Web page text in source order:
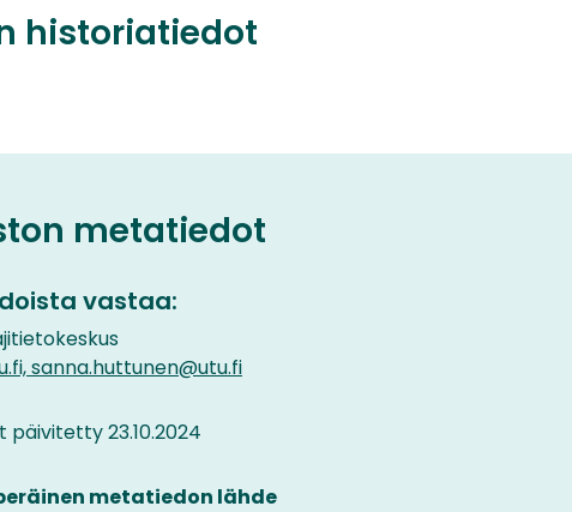
historiatiedot
metatiedot
vastaa:
sanna.huttunen@utu.fi
23.10.2024
metatiedon lähde